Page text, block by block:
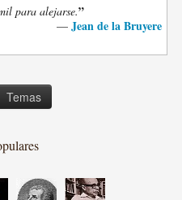
para alejarse.”
— Jean de la Bruyere
Temas